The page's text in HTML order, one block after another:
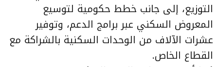
التوزيع، إلى جانب خطط حكومية لتوسيع
المعروض السكني عبر برامج الدعم، وتوفير
عشرات الآلاف من الوحدات السكنية بالشراكة مع
القطاع الخاص.